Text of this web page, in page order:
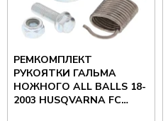
РЕМКОМПЛЕКТ
РУКОЯТКИ ГАЛЬМА
НОЖНОГО ALL BALLS 18-
2003 HUSQVARNA FC